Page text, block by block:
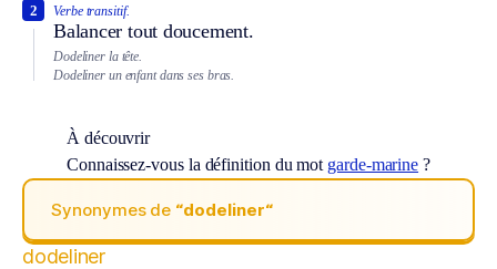
Verbe transitif.
Balancer tout doucement.
2
Dodeliner la tête.
Dodeliner un enfant dans ses bras.
À découvrir
Connaissez-vous la définition du mot garde-marine ?
Synonymes de “dodeliner“
dodeliner